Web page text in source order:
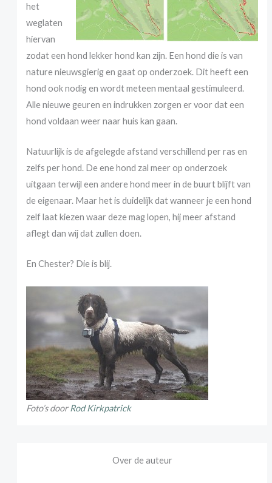
het
weglaten
hiervan
zodat een hond lekker hond kan zijn. Een hond die is van
nature nieuwsgierig en gaat op onderzoek. Dit heeft een
hond ook nodig en wordt meteen mentaal gestimuleerd.
Alle nieuwe geuren en indrukken zorgen er voor dat een
hond voldaan weer naar huis kan gaan.
Natuurlijk is de afgelegde afstand verschillend per ras en
zelfs per hond. De ene hond zal meer op onderzoek
uitgaan terwijl een andere hond meer in de buurt blijft van
de eigenaar. Maar het is duidelijk dat wanneer je een hond
zelf laat kiezen waar deze mag lopen, hij meer afstand
aflegt dan wij dat zullen doen.
En Chester? Die is blij.
Foto’s doorRod Kirkpatrick
Over de auteur